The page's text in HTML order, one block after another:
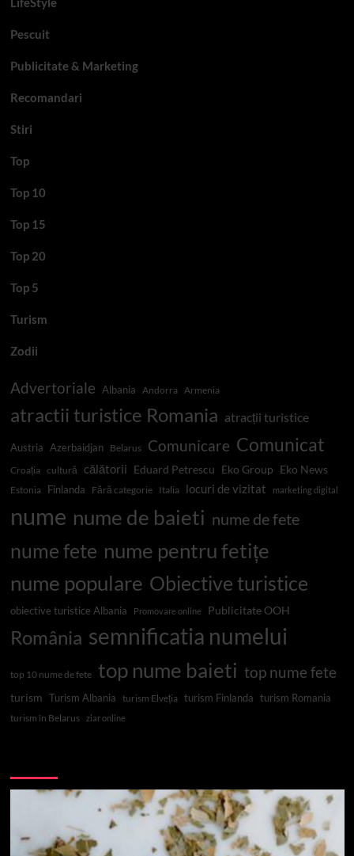
Pescuit
Publicitate & Marketing
Recomandari
Stiri
Top
Top 10
Top 15
Top 20
Top 5
Turism
Zodii
Advertoriale Albania Andorra Armenia
atractii turistice Romania atracții turistice
Austria Azerbaidjan Belarus Comunicare Comunicat
Croația cultură călătorii Eduard Petrescu Eko Group Eko News
Estonia Finlanda Fără categorie Italia locuri de vizitat marketing digital
nume nume de baieti nume de fete
nume fete nume pentru fetițe
nume populare Obiective turistice
obiective turistice Albania Promovare online Publicitate OOH
România semnificatia numelui
top 10 nume de fete top nume baieti top nume fete
turism Turism Albania turism Elveția turism Finlanda turism Romania
turism în Belarus ziar online